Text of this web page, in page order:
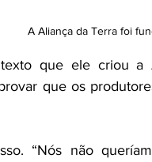
A Aliança da Terra foi
que ele criou a
que os
“Nós não